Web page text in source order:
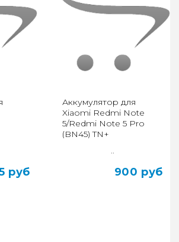
руб
Аккумулятор для
Xiaomi Redmi Note
5/Redmi Note 5 Pro
(BN45) TN+
..
900 руб